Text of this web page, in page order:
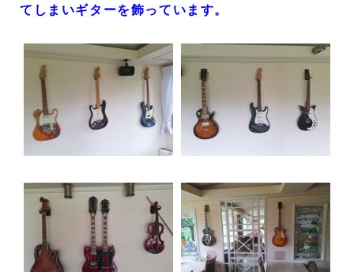
てしまいギターを飾っています。